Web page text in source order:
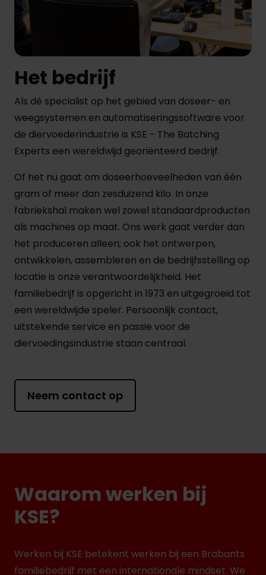
Het bedrijf
Als dé specialist op het gebied van doseer- en
weegsystemen en automatiseringssoftware voor
de diervoederindustrie is KSE - The Batching
Experts een wereldwijd georiënteerd bedrijf.
Of het nu gaat om doseerhoeveelheden van één
gram of meer dan zesduizend kilo. In onze
fabriekshal maken wel zowel standaardproducten
als machines op maat. Ons werk gaat verder dan
het produceren alleen; ook het ontwerpen,
ontwikkelen, assembleren en de bedrijfsstelling op
locatie is onze verantwoordelijkheid. Het
familiebedrijf is opgericht in 1973 en uitgegroeid tot
een wereldwijde speler. Persoonlijk contact,
uitstekende service en passie voor de
diervoedingsindustrie staan centraal.
Neem contact op
Waarom werken bij
KSE?
Werken bij KSE betekent werken bij een Brabants
familiebedrijf met een internationale mindset. We